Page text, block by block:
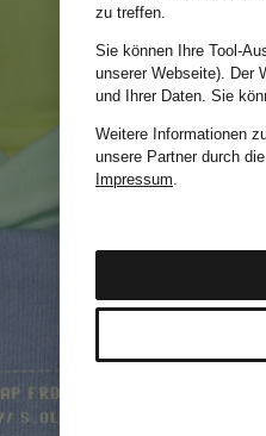
zu treffen.
Sie können Ihre Tool-
unserer Webseite). Der
und Ihrer Daten. Sie
Weitere Informationen
unsere Partner durch
Impressum.